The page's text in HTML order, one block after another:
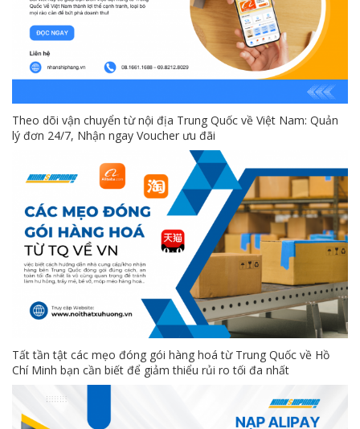
Theo dõi vận chuyển từ nội địa Trung Quốc về Việt Nam: Quản
lý đơn 24/7, Nhận ngay Voucher ưu đãi
Tất tần tật các mẹo đóng gói hàng hoá từ Trung Quốc về Hồ
Chí Minh bạn cần biết để giảm thiểu rủi ro tối đa nhất